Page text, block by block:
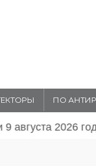
ПО
и 1 августа